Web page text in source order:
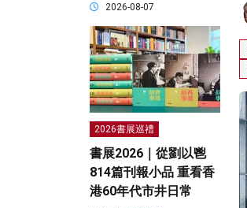
2026-08-07
2026書展巡禮
書展2026｜從劉以鬯
814篇刊報小品 重看香
港60年代市井日常